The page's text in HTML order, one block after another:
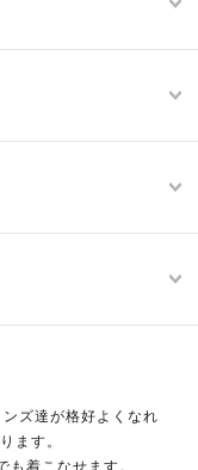
ズ達が格好よくなれ
ます。
着こなせます。